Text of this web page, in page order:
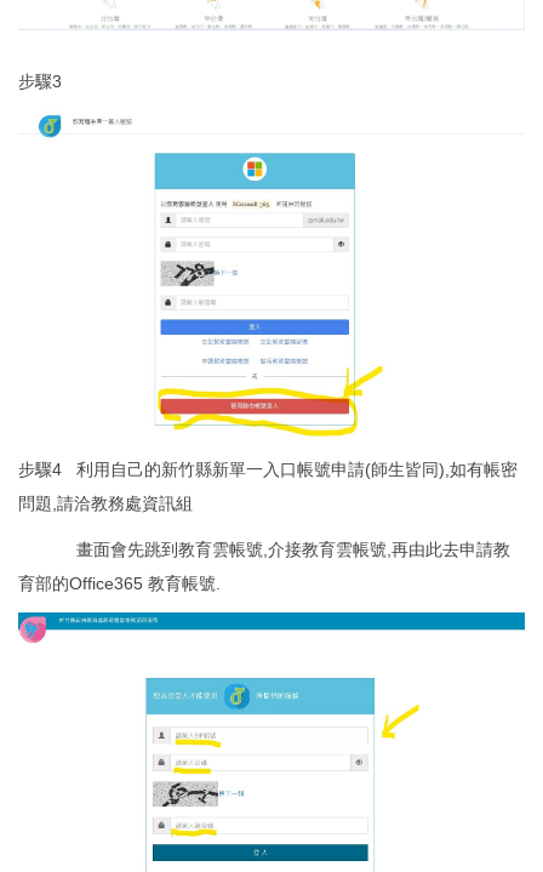
步驟3
步驟4 利用自己的新竹縣新單一入口帳號申請(師生皆同),如有帳密
問題,請洽教務處資訊組
畫面會先跳到教育雲帳號,介接教育雲帳號,再由此去申請教
育部的Office365 教育帳號.